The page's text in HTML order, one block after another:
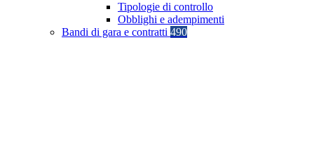
Tipologie di controllo
Obblighi e adempimenti
Bandi di gara e contratti 490